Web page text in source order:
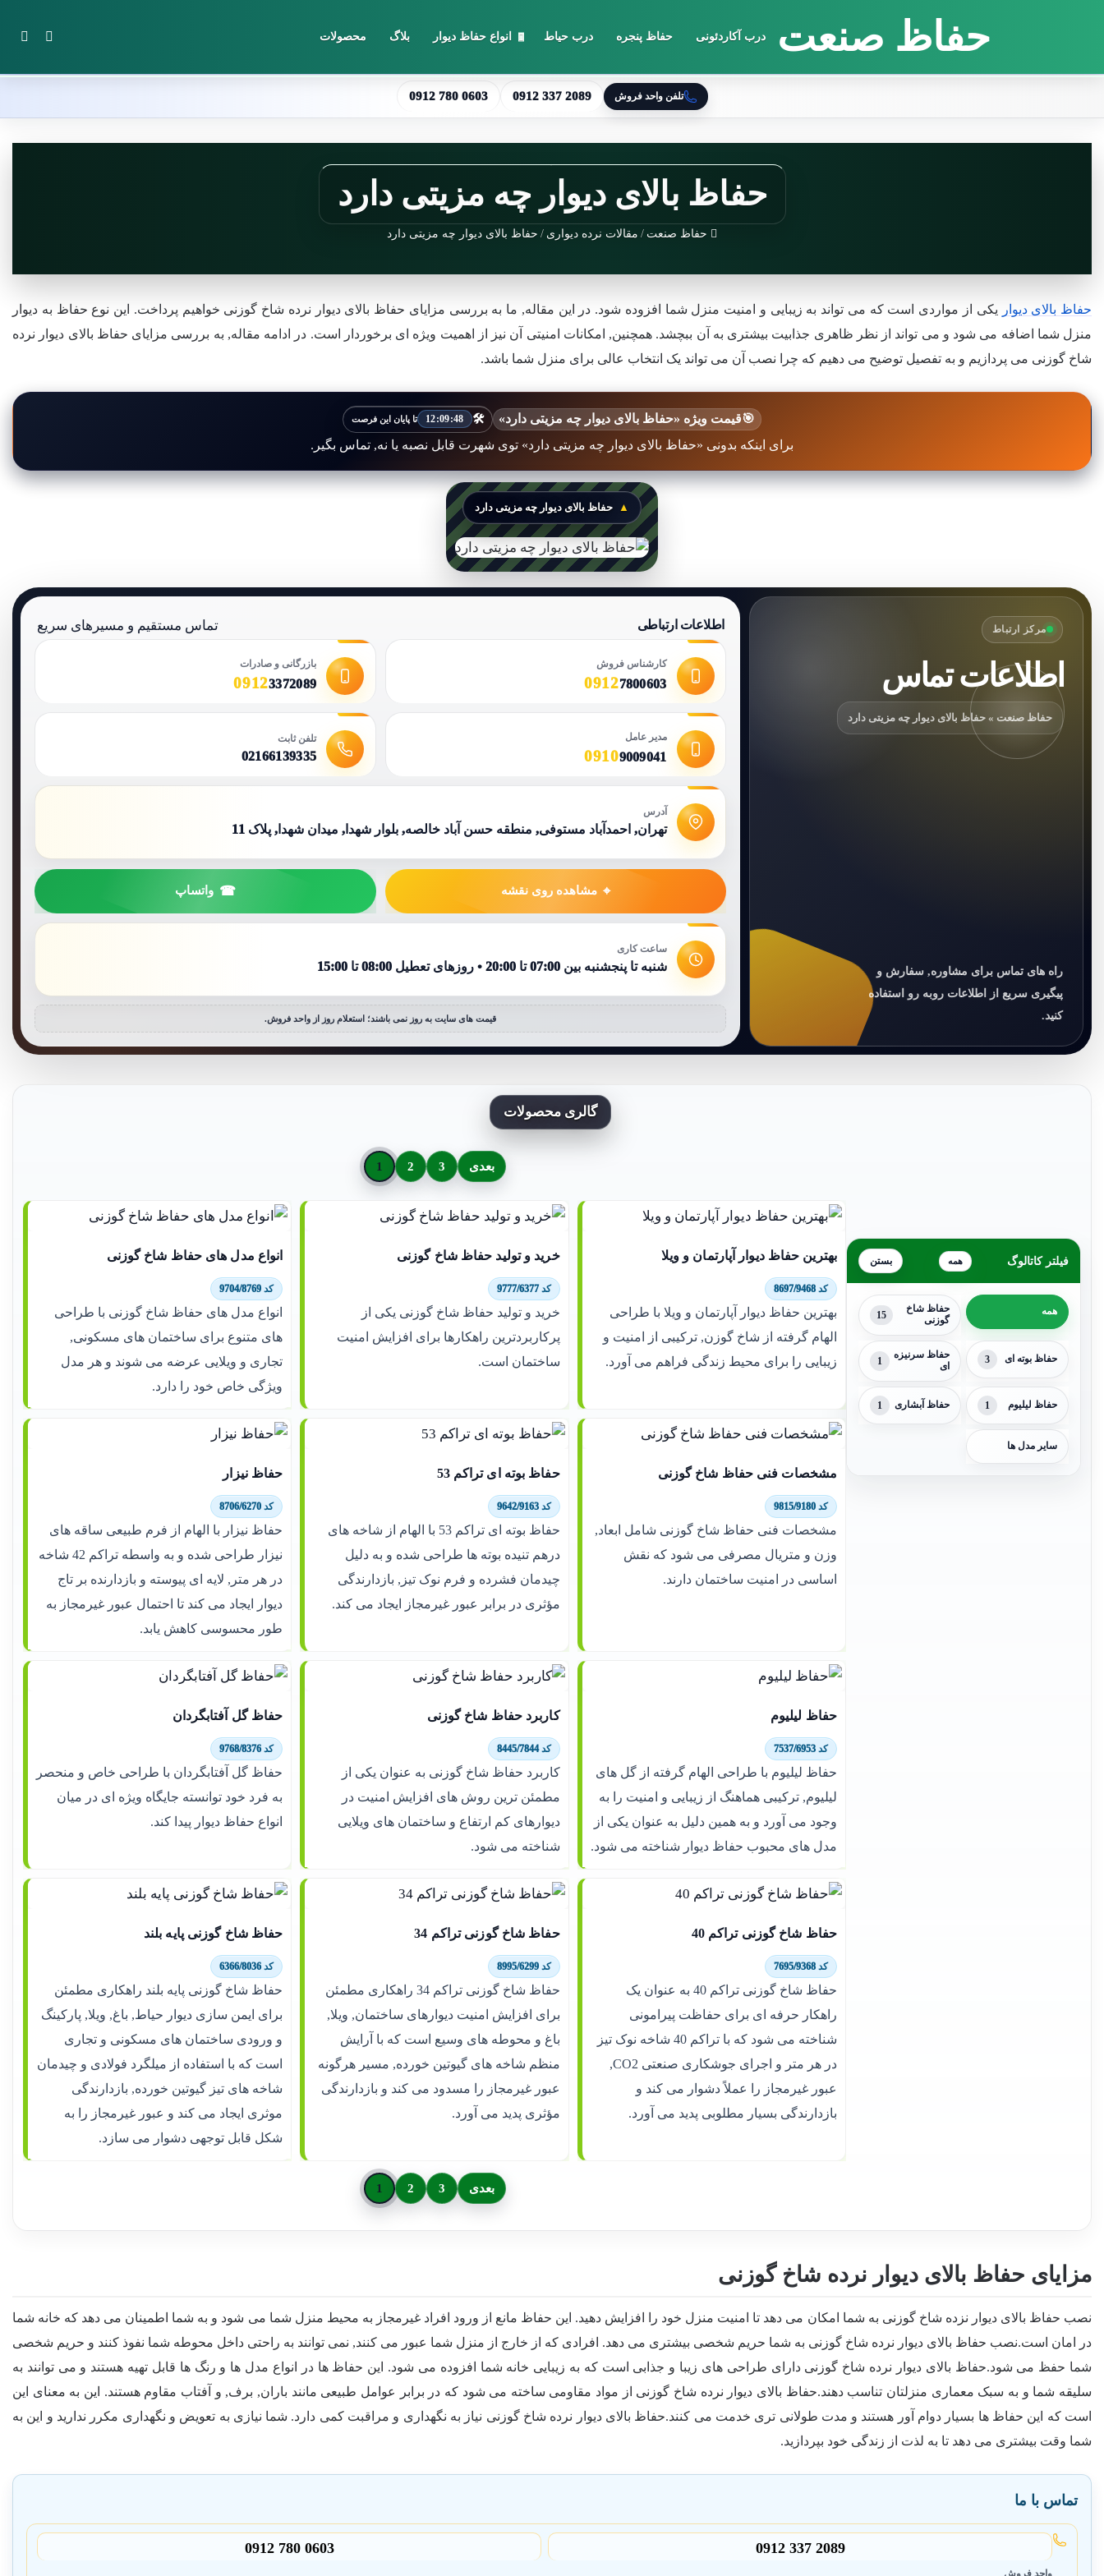
حفاظ صنعت درب آکاردئونی حفاظ پنجره درب حیاط انواع حفاظ دیوار بلاگ محصولات تغییر
تلفن واحد فروش 0912 780 0603 0912 337 2089
حفاظ بالای دیوار چه مزیتی دارد
حفاظ صنعت / مقالات نرده دیواری / حفاظ بالای دیوار چه مزیتی دارد
حفاظ بالای دیوار
یکی از مواردی است که می تواند به زیبایی و امنیت منزل شما افزوده شود. در این مقاله, ما به بررسی مزایای حفاظ بالای دیوار نرده شاخ گوزنی خواهیم پرداخت. این نوع حفاظ به دیوار
منزل شما اضافه می شود و می تواند از نظر ظاهری جذابیت بیشتری به آن ببچشد. همچنین, امکانات امنیتی آن نیز از اهمیت ویژه ای برخوردار است. در ادامه مقاله, به بررسی مزایای حفاظ بالای دیوار نرده
شاخ گوزنی می پردازیم و به تفصیل توضیح می دهیم که چرا نصب آن می تواند یک انتخاب عالی برای منزل شما باشد.
🎯قیمت ویژه «حفاظ بالای دیوار چه مزیتی دارد» 🛠️
12:09:46 تا پایان این فرصت
برای اینکه بدونی «حفاظ بالای دیوار چه مزیتی دارد» توی شهرت قابل نصبه یا نه, تماس بگیر.
حفاظ بالای دیوار چه مزیتی دارد
مرکز ارتباط
اطلاعات تماس
حفاظ صنعت » حفاظ بالای دیوار چه مزیتی دارد
راه های تماس برای مشاوره, سفارش و
پیگیری سریع از اطلاعات روبه رو استفاده
کنید.
اطلاعات ارتباطی تماس مستقیم و مسیرهای سریع
کارشناس فروش
09127800603
بازرگانی و صادرات
09123372089
مدیر عامل
09109009041
تلفن ثابت
02166139335
آدرس
تهران, احمدآباد مستوفی, منطقه حسن آباد خالصه, بلوار شهدا, میدان شهدا, پلاک 11
مشاهده روی نقشه واتساپ
ساعت کاری
شنبه تا پنجشنبه بین 07:00 تا 20:00 • روزهای تعطیل 08:00 تا 15:00
قیمت های سایت به روز نمی باشند؛ استعلام روز از واحد فروش.
گالری محصولات
فیلتر کاتالوگ همه
همه
حفاظ شاخ
گوزنی
15
حفاظ بوته ای 3
حفاظ سرنیزه
ای
1
حفاظ لیلیوم 1 حفاظ آبشاری 1
سایر مدل ها
1 2 3 بعدی
بهترین حفاظ دیوار آپارتمان و ویلا
کد 8697/9468
بهترین حفاظ دیوار آپارتمان و ویلا با طراحی
الهام گرفته از شاخ گوزن, ترکیبی از امنیت و
زیبایی را برای محیط زندگی فراهم می آورد.
خرید و تولید حفاظ شاخ گوزنی
کد 9777/6377
خرید و تولید حفاظ شاخ گوزنی یکی از
پرکاربردترین راهکارها برای افزایش امنیت
ساختمان است.
انواع مدل های حفاظ شاخ گوزنی
کد 9704/8769
انواع مدل های حفاظ شاخ گوزنی با طراحی
های متنوع برای ساختمان های مسکونی,
تجاری و ویلایی عرضه می شوند و هر مدل
ویژگی خاص خود را دارد.
مشخصات فنی حفاظ شاخ گوزنی
کد 9815/9180
مشخصات فنی حفاظ شاخ گوزنی شامل ابعاد,
وزن و متریال مصرفی می شود که نقش
اساسی در امنیت ساختمان دارند.
حفاظ بوته ای تراکم 53
کد 9642/9163
حفاظ بوته ای تراکم 53 با الهام از شاخه های
درهم تنیده بوته ها طراحی شده و به دلیل
چیدمان فشرده و فرم نوک تیز, بازدارندگی
مؤثری در برابر عبور غیرمجاز ایجاد می کند.
حفاظ نیزار
کد 8706/6270
حفاظ نیزار با الهام از فرم طبیعی ساقه های
نیزار طراحی شده و به واسطه تراکم 42 شاخه
در هر متر, لایه ای پیوسته و بازدارنده بر تاج
دیوار ایجاد می کند تا احتمال عبور غیرمجاز به
طور محسوسی کاهش یابد.
حفاظ لیلیوم
کد 7537/6953
حفاظ لیلیوم با طراحی الهام گرفته از گل های
لیلیوم, ترکیبی هماهنگ از زیبایی و امنیت را به
وجود می آورد و به همین دلیل به عنوان یکی از
مدل های محبوب حفاظ دیوار شناخته می شود.
کاربرد حفاظ شاخ گوزنی
کد 8445/7844
کاربرد حفاظ شاخ گوزنی به عنوان یکی از
مطمئن ترین روش های افزایش امنیت در
دیوارهای کم ارتفاع و ساختمان های ویلایی
شناخته می شود.
حفاظ گل آفتابگردان
کد 9768/8376
حفاظ گل آفتابگردان با طراحی خاص و منحصر
به فرد خود توانسته جایگاه ویژه ای در میان
انواع حفاظ دیوار پیدا کند.
حفاظ شاخ گوزنی تراکم 40
کد 7695/9368
حفاظ شاخ گوزنی تراکم 40 به عنوان یک
راهکار حرفه ای برای حفاظت پیرامونی
شناخته می شود که با تراکم 40 شاخه نوک تیز
در هر متر و اجرای جوشکاری صنعتی CO2,
عبور غیرمجاز را عملاً دشوار می کند و
بازدارندگی بسیار مطلوبی پدید می آورد.
حفاظ شاخ گوزنی تراکم 34
کد 8995/6299
حفاظ شاخ گوزنی تراکم 34 راهکاری مطمئن
برای افزایش امنیت دیوارهای ساختمان, ویلا,
باغ و محوطه های وسیع است که با آرایش
منظم شاخه های گیوتین خورده, مسیر هرگونه
عبور غیرمجاز را مسدود می کند و بازدارندگی
مؤثری پدید می آورد.
حفاظ شاخ گوزنی پایه بلند
کد 6366/8036
حفاظ شاخ گوزنی پایه بلند راهکاری مطمئن
برای ایمن سازی دیوار حیاط, باغ, ویلا, پارکینگ
و ورودی ساختمان های مسکونی و تجاری
است که با استفاده از میلگرد فولادی و چیدمان
شاخه های تیز گیوتین خورده, بازدارندگی
موثری ایجاد می کند و عبور غیرمجاز را به
شکل قابل توجهی دشوار می سازد.
1 2 3 بعدی
مزایای حفاظ بالای دیوار نرده شاخ گوزنی
نصب حفاظ بالای دیوار نزده شاخ گوزنی به شما امکان می دهد تا امنیت منزل خود را افزایش دهید. این حفاظ مانع از ورود افراد غیرمجاز به محیط منزل شما می شود و به شما اطمینان می دهد که خانه شما
در امان است.نصب حفاظ بالای دیوار نرده شاخ گوزنی به شما حریم شخصی بیشتری می دهد. افرادی که از خارج از منزل شما عبور می کنند, نمی توانند به راحتی داخل محوطه شما نفوذ کنند و حریم شخصی
شما حفظ می شود.حفاظ بالای دیوار نرده شاخ گوزنی دارای طراحی های زیبا و جذابی است که به زیبایی خانه شما افزوده می شود. این حفاظ ها در انواع مدل ها و رنگ ها قابل تهیه هستند و می توانند به
سلیقه شما و به سبک معماری منزلتان تناسب دهند.حفاظ بالای دیوار نرده شاخ گوزنی از مواد مقاومی ساخته می شود که در برابر عوامل طبیعی مانند باران, برف, و آفتاب مقاوم هستند. این به معنای این
است که این حفاظ ها بسیار دوام آور هستند و مدت طولانی تری خدمت می کنند.حفاظ بالای دیوار نرده شاخ گوزنی نیاز به نگهداری و مراقبت کمی دارد. شما نیازی به تعویض و نگهداری مکرر ندارید و این به
شما وقت بیشتری می دهد تا به لذت از زندگی خود بپردازید.
تماس با ما
0912 780 0603 0912 337 2089
واحد فروش